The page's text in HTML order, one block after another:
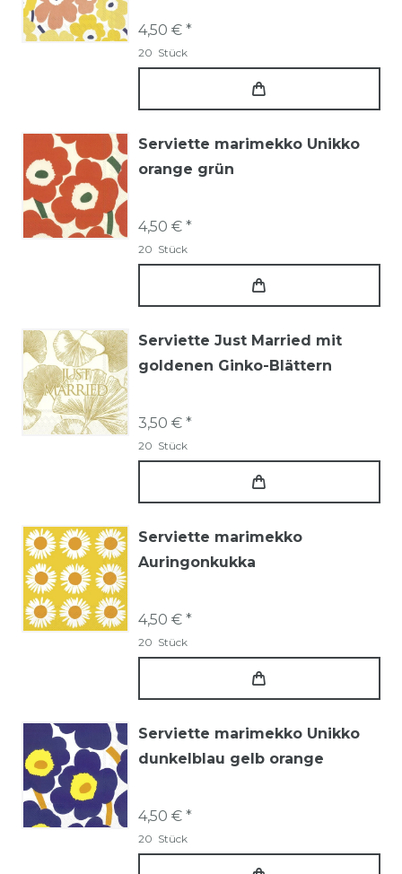
4,50 € *
20 Stück
Serviette marimekko Unikko
orange grün
4,50 € *
20 Stück
Serviette Just Married mit
goldenen Ginko-Blättern
3,50 € *
20 Stück
Serviette marimekko
Auringonkukka
4,50 € *
20 Stück
Serviette marimekko Unikko
dunkelblau gelb orange
4,50 € *
20 Stück